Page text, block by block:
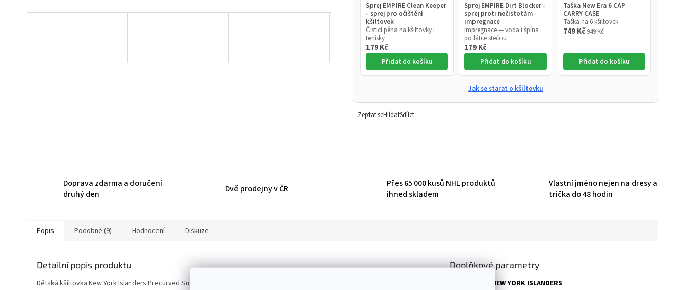
Sprej EMPIRE Clean Keeper
- sprej pro očištění
kšiltovek
Čisticí pěna na kšiltovky i
tenisky
179 Kč
Přidat do košíku
Sprej EMPIRE Dirt Blocker -
sprej proti nečistotám -
impregnace
Impregnace — voda i špína
po látce stečou
179 Kč
Přidat do košíku
Taška New Era 6 CAP
CARRY CASE
Taška na 6 kšiltovek
749 Kč949 Kč
Přidat do košíku
Jak se starat o kšiltovku
Zeptat seHlídatSdílet
Doprava zdarma a doručení
druhý den
Dvě prodejny v ČR
Přes 65 000 kusů NHL produktů
ihned skladem
Vlastní jméno nejen na dresy a
trička do 48 hodin
Popis Podobné (9) Hodnocení Diskuze
Detailní popis produktu
Dětská kšiltovka New York Islanders Precurved Snap
Doplňkové parametry
NEW YORK ISLANDERS